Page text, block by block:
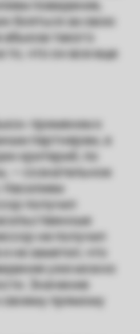
поведение
бояться за свою
такого
то, что он все еще
применимк
партнерам, а
критерий
, по
— сознательное
Насилием
получил
не получил
не заметил, что
уже можно
Значение
своему прямому